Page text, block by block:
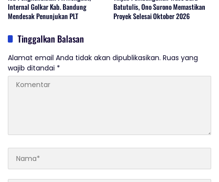
Internal Golkar Kab. Bandung
Mendesak Penunjukan PLT
Batutulis, Ono Surono Memastikan
Proyek Selesai Oktober 2026
Tinggalkan Balasan
Alamat email Anda tidak akan dipublikasikan. Ruas yang
wajib ditandai *